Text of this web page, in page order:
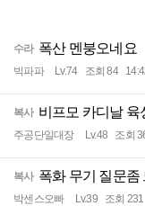
수라 폭산 멘붕오네요
빅파파 Lv.74 조회 84
복사 비프모 카디날 육
주공단일대장 Lv.48 조회
복사 폭화 무기 질문좀
박센스오빠 Lv.39 조회 231